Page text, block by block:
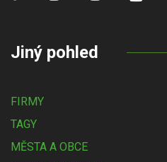
Jiný pohled
FIRMY
TAGY
MĚSTA A OBCE